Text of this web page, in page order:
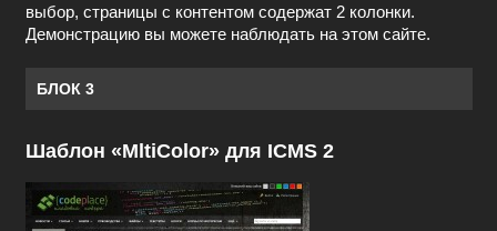
выбор, страницы с контентом содержат 2 колонки.
Демонстрацию вы можете наблюдать на этом сайте.
БЛОК 3
Шаблон «MltiColor» для ICMS 2